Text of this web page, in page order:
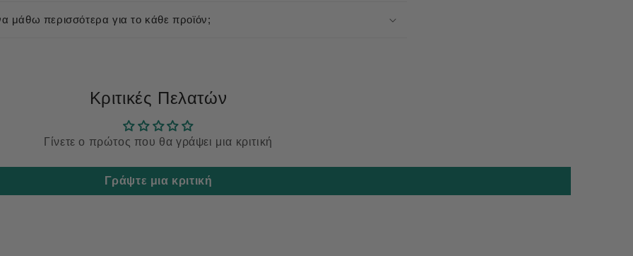
περισσότερα για το κάθε προϊόν;
Κριτικές Πελατών
Γίνετε ο πρώτος που θα γράψει μια κριτική
Γράψτε μια κριτική